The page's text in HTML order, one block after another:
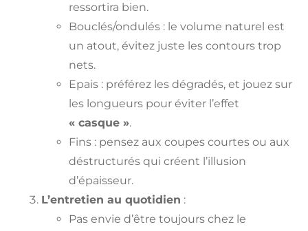
ressortira bien.
Bouclés/ondulés : le volume naturel est
un atout, évitez juste les contours trop
nets.
Epais : préférez les dégradés, et jouez sur
les longueurs pour éviter l’effet
« casque ».
Fins : pensez aux coupes courtes ou aux
déstructurés qui créent l’illusion
d’épaisseur.
L’entretien au quotidien :
Pas envie d’être toujours chez le